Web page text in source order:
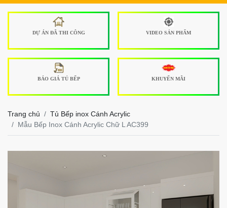
DỰ ÁN ĐÃ THI CÔNG VIDEO SẢN PHẨM
BÁO GIÁ TỦ BẾP KHUYẾN MÃI
Trang chủ
Tủ Bếp inox Cánh Acrylic
Mẫu Bếp Inox Cánh Acrylic Chữ L AC399